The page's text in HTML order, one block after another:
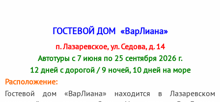
ГОСТЕВОЙ ДОМ «ВарЛиана»
п. Лазаревское, ул. Седова, д. 14
Автотуры с 7 июня по 25 сентября 2026 г.
12 дней с дорогой / 9 ночей, 10 дней на море
Расположение:
Гостевой дом «ВарЛиана» находится в Лазаревском